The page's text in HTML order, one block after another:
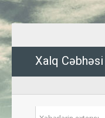
Xalq Cəbhəsi